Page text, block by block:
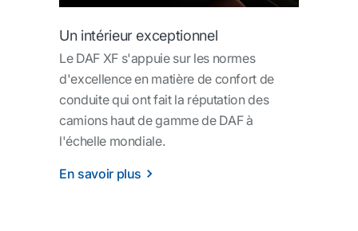
Un intérieur exceptionnel
Le DAF XF s'appuie sur les normes
d'excellence en matière de confort de
conduite qui ont fait la réputation des
camions haut de gamme de DAF à
l'échelle mondiale.
En savoir plus